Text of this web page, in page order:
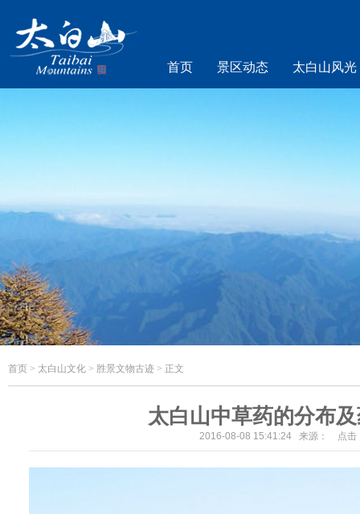
首页 景区动态 太白山风光
首页 > 太白山文化 > 胜景文物古迹 > 正文
太白山中草药的分布
2016-08-08 15:41:24 来源： 点击